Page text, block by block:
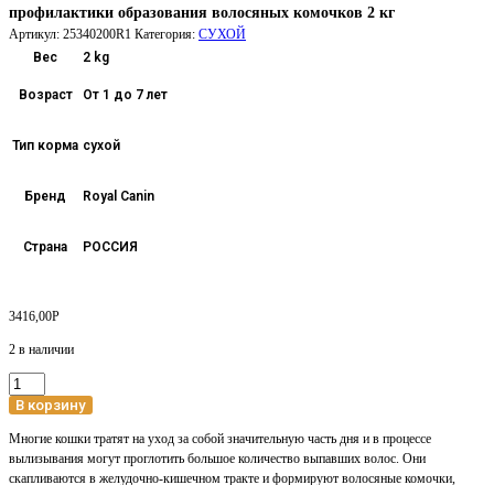
профилактики образования волосяных комочков 2 кг
Артикул: 25340200R1 Категория: СУХОЙ
Вес
2 kg
Возраст От 1 до 7 лет
Тип корма сухой
Бренд Royal Canin
Страна РОССИЯ
3416,00Р
2 в наличии
Количество
товара
Canin
Hairball
Care
В корзину
Многие кошки тратят на уход за собой значительную часть дня и в процессе
вылизывания могут проглотить большое количество выпавших волос. Они
скапливаются в желудочно-кишечном тракте и формируют волосяные комочки,